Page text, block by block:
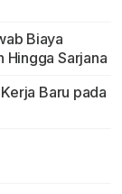
Biaya
Hingga Sarjana
Baru pada